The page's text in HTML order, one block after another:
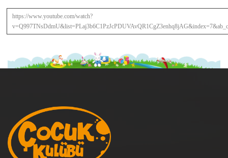
https://www.youtube.com/watch?